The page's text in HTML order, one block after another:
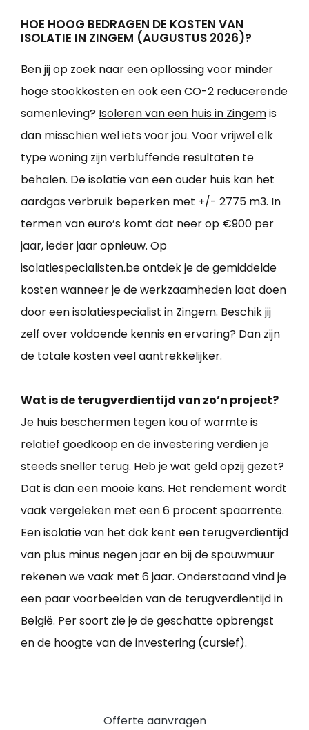
HOE HOOG BEDRAGEN DE KOSTEN VAN
ISOLATIE IN ZINGEM (AUGUSTUS 2026)?
Ben jij op zoek naar een opllossing voor minder
hoge stookkosten en ook een CO-2 reducerende
samenleving? Isoleren van een huis in Zingemis
dan misschien wel iets voor jou. Voor vrijwel elk
type woning zijn verbluffende resultaten te
behalen. De isolatie van een ouder huis kan het
aardgas verbruik beperken met +/- 2775 m3. In
termen van euro’s komt dat neer op €900 per
jaar, ieder jaar opnieuw. Op
isolatiespecialisten.be ontdek je de gemiddelde
kosten wanneer je de werkzaamheden laat doen
door een isolatiespecialist in Zingem. Beschik jij
zelf over voldoende kennis en ervaring? Dan zijn
de totale kosten veel aantrekkelijker.
Wat is de terugverdientijd van zo’n project?
Je huis beschermen tegen kou of warmte is
relatief goedkoop en de investering verdien je
steeds sneller terug. Heb je wat geld opzij gezet?
Dat is dan een mooie kans. Het rendement wordt
vaak vergeleken met een 6 procent spaarrente.
Een isolatie van het dak kent een terugverdientijd
van plus minus negen jaar en bij de spouwmuur
rekenen we vaak met 6 jaar. Onderstaand vind je
een paar voorbeelden van de terugverdientijd in
België. Per soort zie je de geschatte opbrengst
en de hoogte van de investering (cursief).
Offerte aanvragen